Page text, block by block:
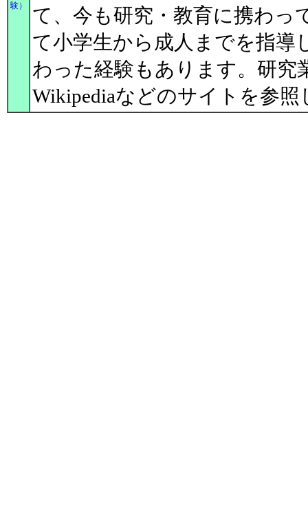
験）
て、今も研究・教育に携わっ
て小学生から成人までを指導
わった経験もあります。研究
Wikipediaなどのサイトを参